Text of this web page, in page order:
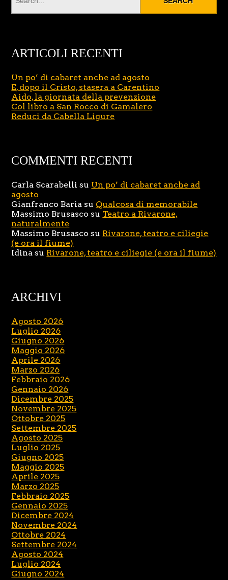
ARTICOLI RECENTI
Un po’ di cabaret anche ad agosto
E, dopo il Cristo, stasera a Carentino
Aido, la giornata della prevenzione
Col libro a San Rocco di Gamalero
Reduci da Cabella Ligure
COMMENTI RECENTI
Carla Scarabelli su Un po’ di cabaret anche ad
agosto
Gianfranco Baria su Qualcosa di memorabile
Massimo Brusasco su Teatro a Rivarone,
naturalmente
Massimo Brusasco su Rivarone, teatro e ciliegie
(e ora il fiume)
Idina su Rivarone, teatro e ciliegie (e ora il fiume)
ARCHIVI
Agosto 2026
Luglio 2026
Giugno 2026
Maggio 2026
Aprile 2026
Marzo 2026
Febbraio 2026
Gennaio 2026
Dicembre 2025
Novembre 2025
Ottobre 2025
Settembre 2025
Agosto 2025
Luglio 2025
Giugno 2025
Maggio 2025
Aprile 2025
Marzo 2025
Febbraio 2025
Gennaio 2025
Dicembre 2024
Novembre 2024
Ottobre 2024
Settembre 2024
Agosto 2024
Luglio 2024
Giugno 2024